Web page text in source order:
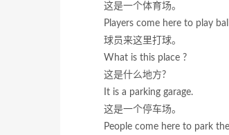
这是一个体育场。
Players come here to play
球员来这里打球。
What is this place ?
这是什么地方?
It is a parking garage.
这是一个停车场。
People come here to park